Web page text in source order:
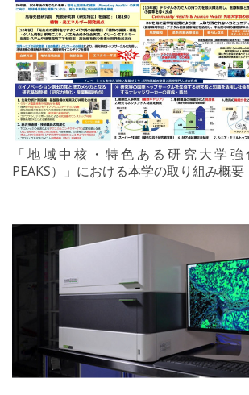
「地域中核・特色ある研究大学
PEAKS）」における本学の取り組み概要